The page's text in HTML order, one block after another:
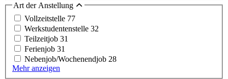
Art der Anstellung
Vollzeitstelle 77
Werkstudentenstelle 32
Teilzeitjob 31
Ferienjob 31
Nebenjob/Wochenendjob 28
Mehr anzeigen